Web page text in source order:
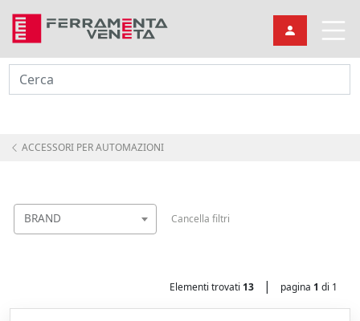
Cerca
ACCESSORI PER AUTOMAZIONI
BRAND Cancella filtri
Elementi trovati 13 | pagina 1 di 1